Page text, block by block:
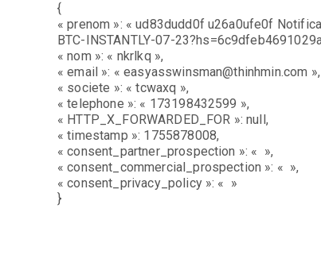
{
« prenom »: « ud83dudd0f u26a0ufe0f
BTC-INSTANTLY-07-
« nom »: « nkrlkq »,
« email »: « easyasswinsman@thinhmin.com »,
« societe »: « tcwaxq »,
« telephone »: « 173198432599 »,
« HTTP_X_FORWARDED_FOR »: null,
« timestamp »: 1755878008,
« consent_partner_prospection »: « »,
« consent_commercial_prospection »: « »,
« consent_privacy_policy »: « »
}